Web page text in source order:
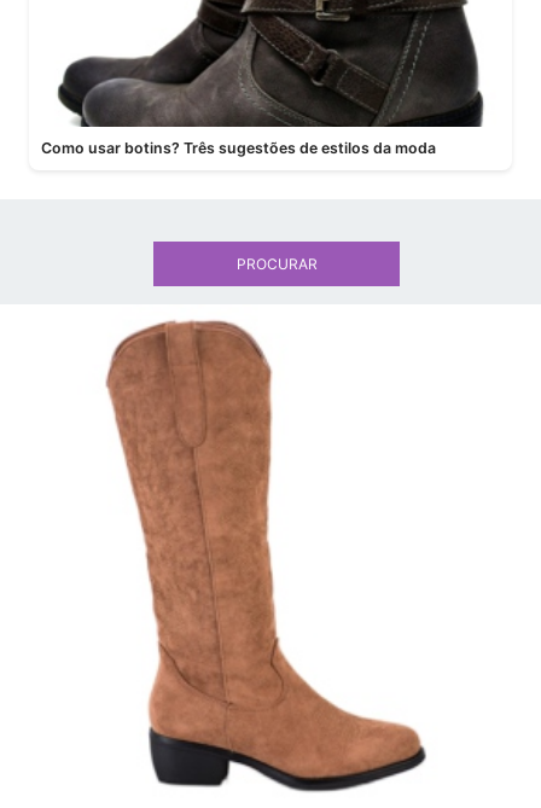
Como usar botins? Três sugestões de estilos da moda
PROCURAR